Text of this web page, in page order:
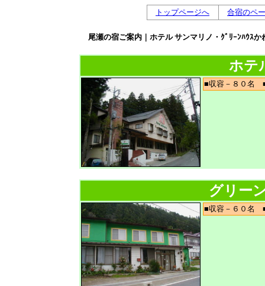
トップページへ 合宿のペ
尾瀬の宿ご案内｜ホテル サンマリノ・ｸﾞﾘｰﾝﾊｳｽ
ホテ
■収容－８０名
グリー
■収容－６０名